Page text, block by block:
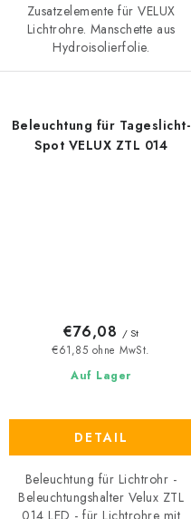
Zusatzelemente für VELUX
Lichtrohre. Manschette aus
Hydroisolierfolie.
Beleuchtung für Tageslicht-
Spot VELUX ZTL 014
Auf Lager
€61,85 ohne MwSt.
€76,08 / St
DETAIL
Beleuchtung für Lichtrohr -
Beleuchtungshalter Velux ZTL
014 LED - für Lichtrohre mit